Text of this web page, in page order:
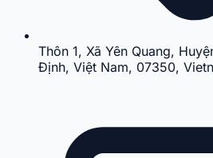
Thôn 1, Xã Yên Quang,
Định, Việt Nam, 07350,